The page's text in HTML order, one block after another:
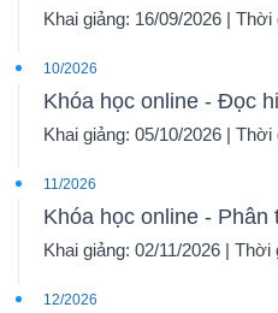
Khai giảng: 16/09/2026 | Thời
10/2026
Khóa học online - Đọc
Khai giảng: 05/10/2026 | Thời
11/2026
Khóa học online -
Khai giảng: 02/11/2026 | Thời
12/2026